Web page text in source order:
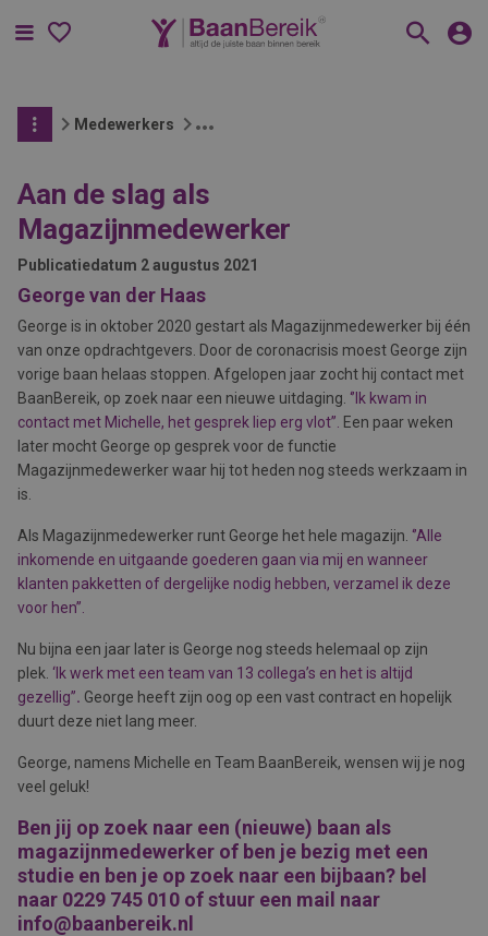
Menu
Medewerkers
Aan de slag als
Magazijnmedewerker
Publicatiedatum 2 augustus 2021
George van der Haas
George is in oktober 2020 gestart als Magazijnmedewerker bij één
van onze opdrachtgevers. Door de coronacrisis moest George zijn
vorige baan helaas stoppen. Afgelopen jaar zocht hij contact met
BaanBereik, op zoek naar een nieuwe uitdaging. ‘’Ik kwam in
contact met Michelle, het gesprek liep erg vlot’’. Een paar weken
later mocht George op gesprek voor de functie
Magazijnmedewerker waar hij tot heden nog steeds werkzaam in
is.
Als Magazijnmedewerker runt George het hele magazijn. ‘’Alle
inkomende en uitgaande goederen gaan via mij en wanneer
klanten pakketten of dergelijke nodig hebben, verzamel ik deze
voor hen’’.
Nu bijna een jaar later is George nog steeds helemaal op zijn
plek. ‘Ik werk met een team van 13 collega’s en het is altijd
gezellig’’. George heeft zijn oog op een vast contract en hopelijk
duurt deze niet lang meer.
George, namens Michelle en Team BaanBereik, wensen wij je nog
veel geluk!
Ben jij op zoek naar een (nieuwe) baan als
magazijnmedewerker of ben je bezig met een
studie en ben je op zoek naar een bijbaan? bel
naar 0229 745 010 of stuur een mail naar
info@baanbereik.nl